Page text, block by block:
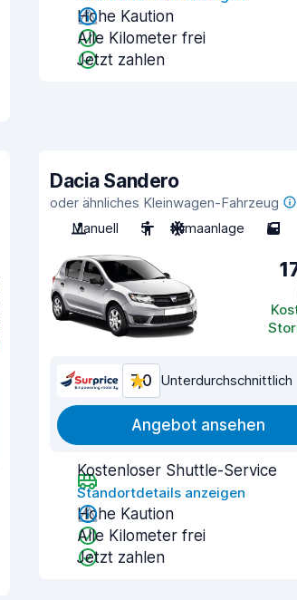
Hohe Kaution
Alle Kilometer frei
Jetzt zahlen
Dacia Sandero
oder ähnliches Kleinwagen-Fahrzeug
Manuell
5 Klimaanlage 5
7,0 Unterdurchschnittlich
Angebot ansehen
Kostenloser Shuttle-Service
Standortdetails anzeigen
Hohe Kaution
Alle Kilometer frei
Jetzt zahlen